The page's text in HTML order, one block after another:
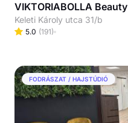
VIKTORIABOLLA Beauty
Keleti Károly utca 31/b
5.0 (191)
FODRÁSZAT / HAJSTÚDIÓ